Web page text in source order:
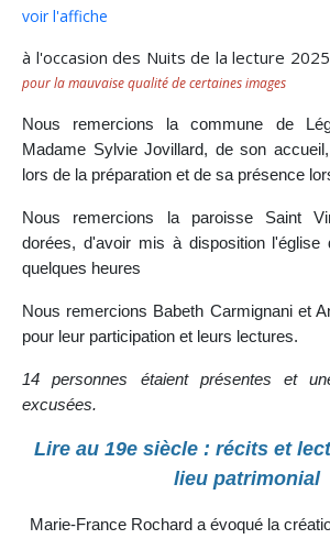
voir l'affiche
à l'occasion des Nuits de la
pour la mauvaise qualité de certaines images
Nous remercions la commune de
Madame Sylvie Jovillard, de son
lors de la préparation et de sa présence
Nous remercions la paroisse Saint
dorées, d'avoir mis à disposition l'église
quelques heures
Nous remercions Babeth Carmignani et
pour leur participation et leurs lectures.
14 personnes étaient présentes et
excusées.
Lire au 19e siècle : récits et
lieu patrimonial
Marie-France Rochard a évoqué la